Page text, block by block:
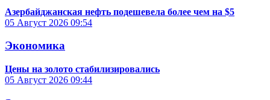
Азербайджанская нефть подешевела более чем на $5
05 Август 2026 09:54
Экономика
Цены на золото стабилизировались
05 Август 2026 09:44